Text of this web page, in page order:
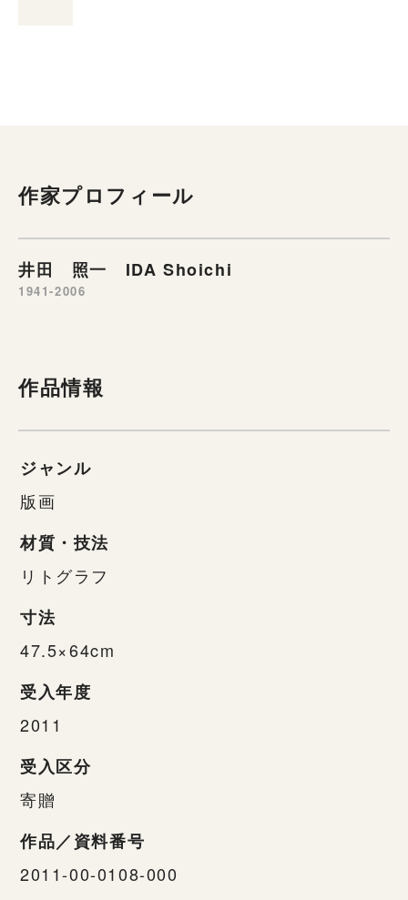
作家プロフィール
井田 照一 IDA Shoichi
1941-2006
作品情報
ジャンル
版画
材質・技法
リトグラフ
寸法
47.5×64cm
受入年度
2011
受入区分
寄贈
作品／資料番号
2011-00-0108-000